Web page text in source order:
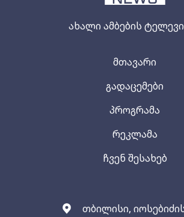
ახალი ამბების
თბილისი,
მთავარი
გადაცემები
პროგრამა
რეკლამა
ჩვენ შესახებ